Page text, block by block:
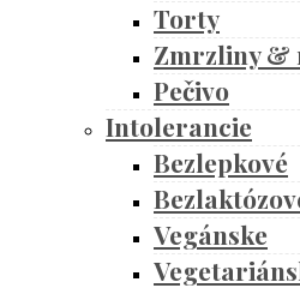
Torty
Zmrzliny &
Pečivo
Intolerancie
Bezlepkové
Vegánske